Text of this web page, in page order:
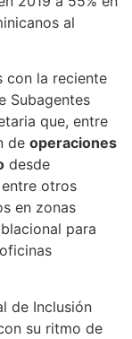
al
con la reciente
Subagentes
que, entre
de operaciones
desde
otros
en zonas
para
de Inclusión
su ritmo de